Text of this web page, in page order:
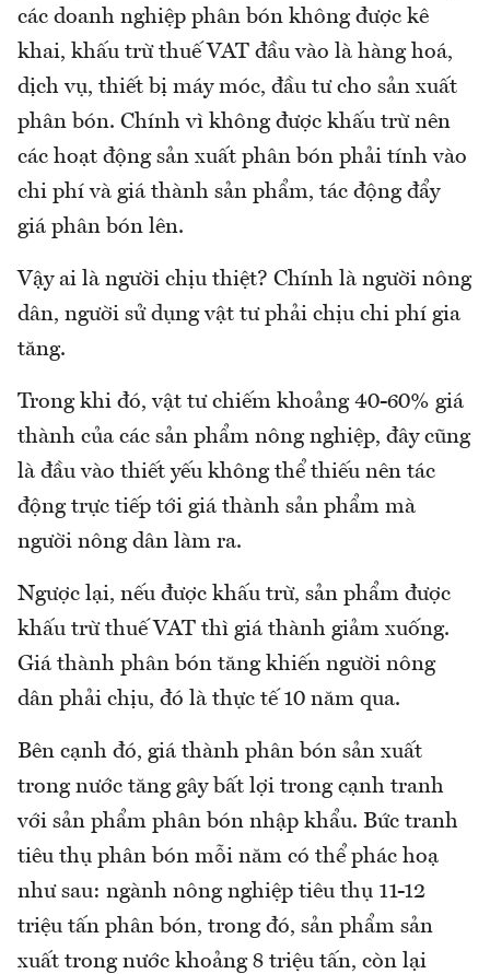
các doanh nghiệp phân bón không được kê
khai, khấu trừ thuế VAT đầu vào là hàng hoá,
dịch vụ, thiết bị máy móc, đầu tư cho sản xuất
phân bón. Chính vì không được khấu trừ nên
các hoạt động sản xuất phân bón phải tính vào
chi phí và giá thành sản phẩm, tác động đẩy
giá phân bón lên.
Vậy ai là người chịu thiệt? Chính là người nông
dân, người sử dụng vật tư phải chịu chi phí gia
tăng.
Trong khi đó, vật tư chiếm khoảng 40-60% giá
thành của các sản phẩm nông nghiệp, đây cũng
là đầu vào thiết yếu không thể thiếu nên tác
động trực tiếp tới giá thành sản phẩm mà
người nông dân làm ra.
Ngược lại, nếu được khấu trừ, sản phẩm được
khấu trừ thuế VAT thì giá thành giảm xuống.
Giá thành phân bón tăng khiến người nông
dân phải chịu, đó là thực tế 10 năm qua.
Bên cạnh đó, giá thành phân bón sản xuất
trong nước tăng gây bất lợi trong cạnh tranh
với sản phẩm phân bón nhập khẩu. Bức tranh
tiêu thụ phân bón mỗi năm có thể phác hoạ
như sau: ngành nông nghiệp tiêu thụ 11-12
triệu tấn phân bón, trong đó, sản phẩm sản
xuất trong nước khoảng 8 triệu tấn, còn lại